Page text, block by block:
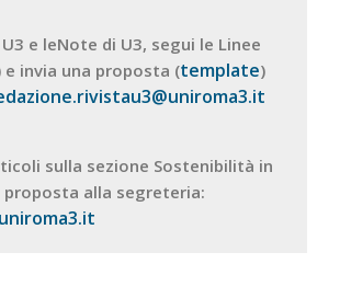
e leNote di U3, segui le Linee
e invia una proposta (template)
sulla sezione Sostenibilità in
proposta alla segreteria: